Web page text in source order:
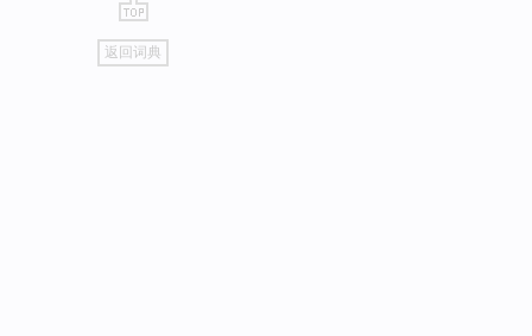
go
top
返回词典